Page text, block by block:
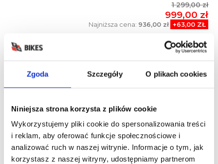
Zgoda Szczegóły O plikach cookies
Niniejsza strona korzysta z plików cookie
Wykorzystujemy pliki cookie do spersonalizowania treści
i reklam, aby oferować funkcje społecznościowe i
analizować ruch w naszej witrynie. Informacje o tym, jak
korzystasz z naszej witryny, udostępniamy partnerom
1 299,00 zł
999,00 zł
Najniższa cena: 936,00 zł +63,00 ZŁ